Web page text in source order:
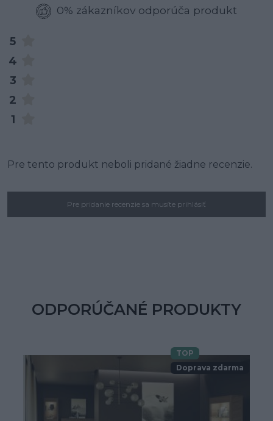
0% zákazníkov odporúča produkt
5
4
3
2
1
Pre tento produkt neboli pridané žiadne recenzie.
Pre pridanie recenzie sa musíte prihlásiť
ODPORÚČANÉ PRODUKTY
TOP
Doprava zdarma